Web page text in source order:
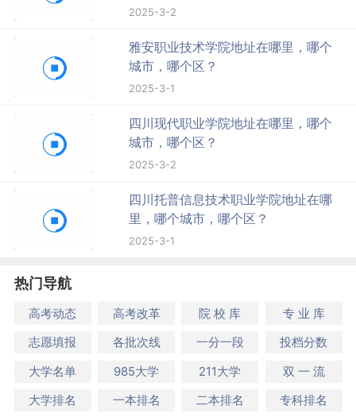
2025-3-2
雅安职业技术学院地址在哪里，哪个
城市，哪个区？
2025-3-1
四川现代职业学院地址在哪里，哪个
城市，哪个区？
2025-3-2
四川托普信息技术职业学院地址在哪
里，哪个城市，哪个区？
2025-3-1
热门导航
高考动态 高考改革 院 校 库
专 业 库
志愿填报
各批次线 一分一段
投档分数
大学名单
985大学 211大学
双 一 流
大学排名
一本排名 二本排名 专科排名